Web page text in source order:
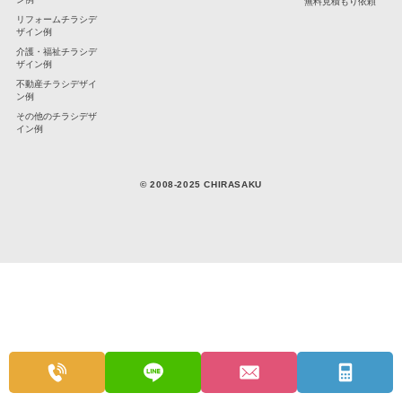
リフォームチラシデ
ザイン例
介護・福祉チラシデ
ザイン例
不動産チラシデザイ
ン例
その他のチラシデザ
イン例
© 2008-2025 CHIRASAKU